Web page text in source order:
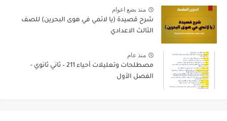
منذ بضع اعوام
شرح قصيدة (يا لائمي في هوى البحرين) للصف
الثالث الاعدادي
منذ عام
مصطلحات وتعليلات أحياء 211 – ثاني ثانوي -
الفصل الأول